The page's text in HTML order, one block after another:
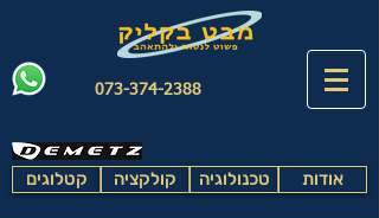
073-374-2388
קטלוגים קולקציה טכנולוגיה אודות